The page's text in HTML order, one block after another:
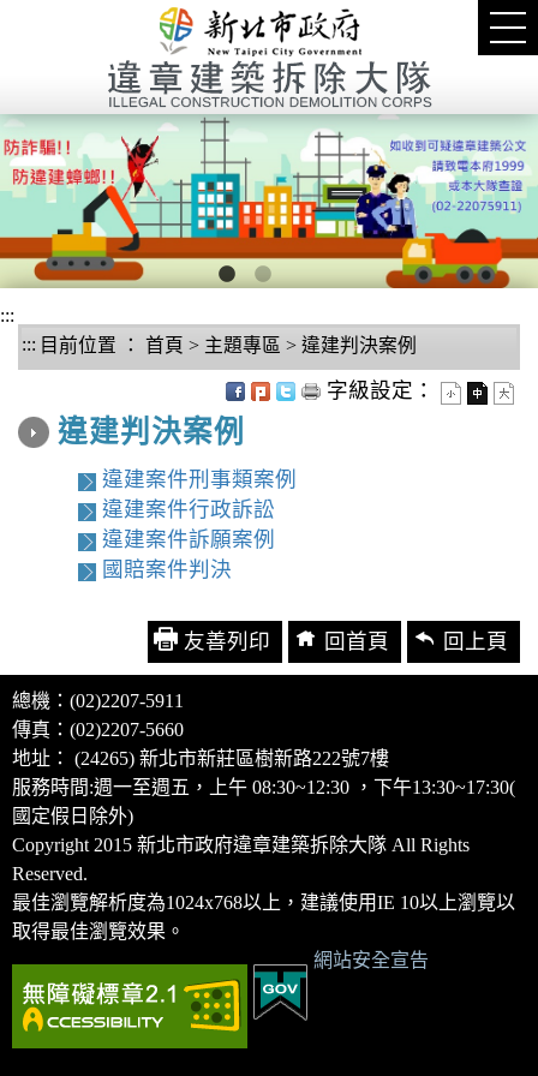
1
:::
::: 目前位置 ： 首頁 > 主題專區 > 違建判決案例
字級設定：
違建判決案例
違建案件刑事類案例
違建案件行政訴訟
違建案件訴願案例
國賠案件判決
友善列印 回首頁 回上頁
總機：(02)2207-5911
傳真：(02)2207-5660
地址： (24265) 新北市新莊區樹新路222號7樓
服務時間:週一至週五，上午 08:30~12:30 ，下午13:30~17:30(
國定假日除外)
Copyright 2015 新北市政府違章建築拆除大隊 All Rights
Reserved.
最佳瀏覽解析度為1024x768以上，建議使用IE 10以上瀏覽以
取得最佳瀏覽效果。
網站安全宣告